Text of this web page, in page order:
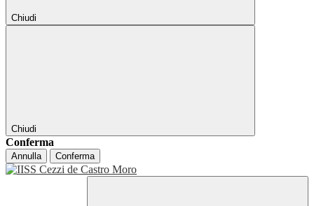
Chiudi
Chiudi
Conferma
Annulla Conferma